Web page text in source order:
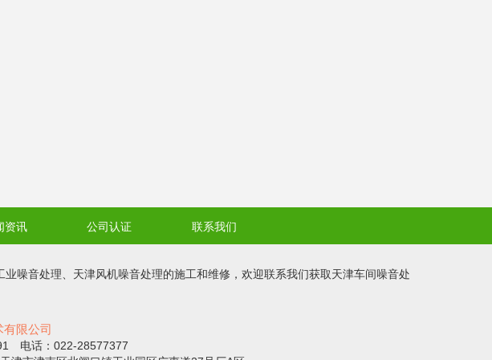
资讯 公司认证 联系我们
业噪音处理 天津风机噪音处理的施工和维修，欢迎联系我们获取天津车间噪音处
限公司
电话：022-28577377